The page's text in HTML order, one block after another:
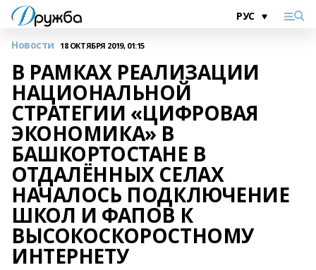
Новости 18 ОКТЯБРЯ 2019, 01:15
В РАМКАХ РЕАЛИЗАЦИИ
НАЦИОНАЛЬНОЙ
СТРАТЕГИИ «ЦИФРОВАЯ
ЭКОНОМИКА» В
БАШКОРТОСТАНЕ В
ОТДАЛЁННЫХ СЕЛАХ
НАЧАЛОСЬ ПОДКЛЮЧЕНИЕ
ШКОЛ И ФАПОВ К
ВЫСОКОСКОРОСТНОМУ
ИНТЕРНЕТУ